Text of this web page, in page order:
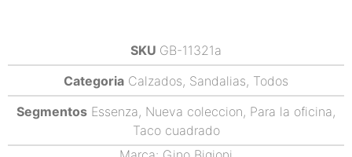
SKU GB-11321a
Categoria Calzados, Sandalias, Todos
Segmentos Essenza, Nueva coleccion, Para la oficina,
Taco cuadrado